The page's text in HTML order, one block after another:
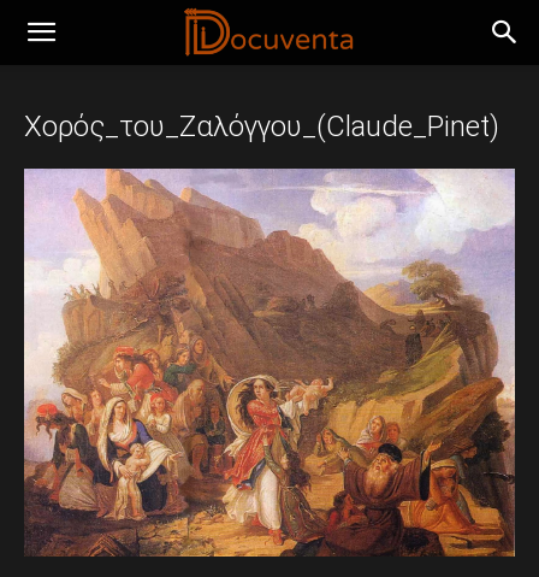
Χορός_του_Ζαλόγγου_(Claude_Pinet)